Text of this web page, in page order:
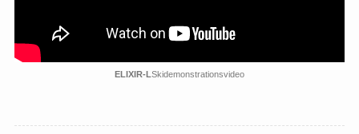
ELIXIR-LSkidemonstrationsvideo